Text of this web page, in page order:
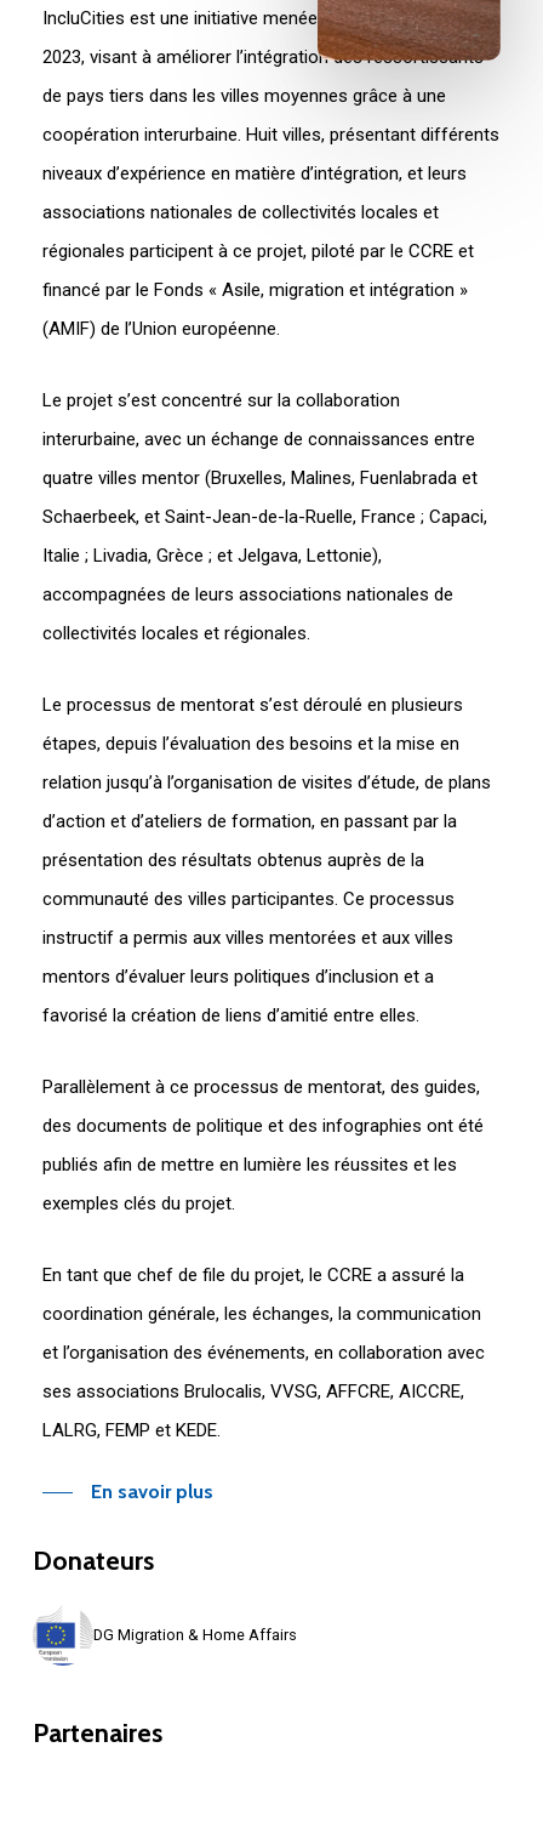
IncluCities est une initiative menée par le CCRE de 2020 à
2023, visant à améliorer l’intégration des ressortissants
de pays tiers dans les villes moyennes grâce à une
coopération interurbaine. Huit villes, présentant différents
niveaux d’expérience en matière d’intégration, et leurs
associations nationales de collectivités locales et
régionales participent à ce projet, piloté par le CCRE et
financé par le Fonds « Asile, migration et intégration »
(AMIF) de l’Union européenne.
Le projet s’est concentré sur la collaboration
interurbaine, avec un échange de connaissances entre
quatre villes mentor (Bruxelles, Malines, Fuenlabrada et
Schaerbeek, et Saint-Jean-de-la-Ruelle, France ; Capaci,
Italie ; Livadia, Grèce ; et Jelgava, Lettonie),
accompagnées de leurs associations nationales de
collectivités locales et régionales.
Le processus de mentorat s’est déroulé en plusieurs
étapes, depuis l’évaluation des besoins et la mise en
relation jusqu’à l’organisation de visites d’étude, de plans
d’action et d’ateliers de formation, en passant par la
présentation des résultats obtenus auprès de la
communauté des villes participantes. Ce processus
instructif a permis aux villes mentorées et aux villes
mentors d’évaluer leurs politiques d’inclusion et a
favorisé la création de liens d’amitié entre elles.
Parallèlement à ce processus de mentorat, des guides,
des documents de politique et des infographies ont été
publiés afin de mettre en lumière les réussites et les
exemples clés du projet.
En tant que chef de file du projet, le CCRE a assuré la
coordination générale, les échanges, la communication
et l’organisation des événements, en collaboration avec
ses associations Brulocalis, VVSG, AFFCRE, AICCRE,
LALRG, FEMP et KEDE.
En savoir plus
Donateurs
DG Migration & Home Affairs
Partenaires